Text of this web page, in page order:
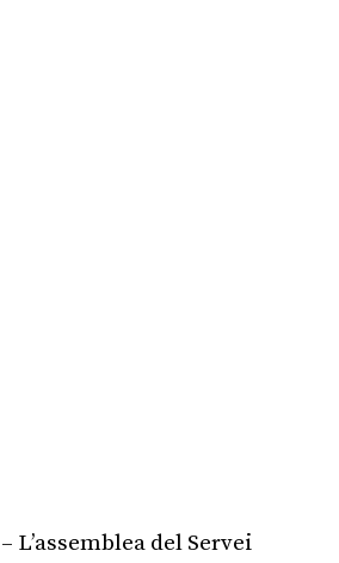
L’assemblea del Servei